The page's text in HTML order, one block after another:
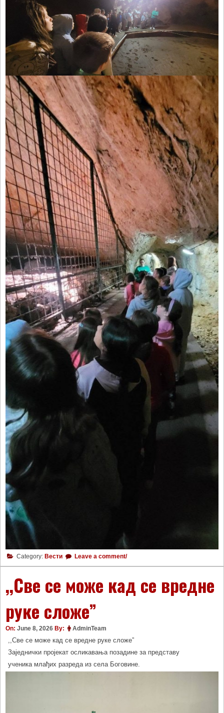
Category: Вести Leave a comment/
,,Све се може кад се вредне
руке сложе”
On: June 8, 2026 By: AdminTeam
,,Све се може кад се вредне руке сложе”
Заједнички пројекат осликавања позадине за представу
ученика млађих разреда из села Боговине.